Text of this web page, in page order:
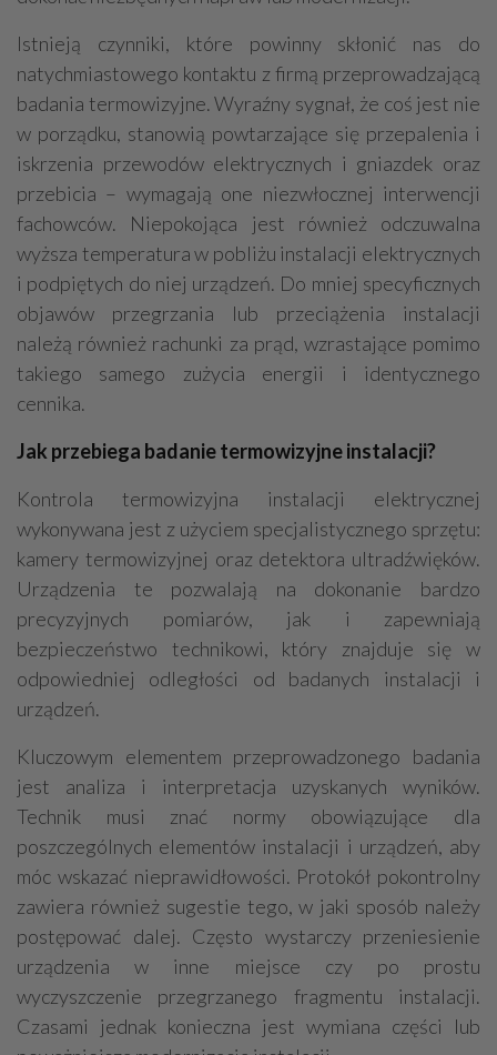
Istnieją czynniki, które powinny skłonić nas do
natychmiastowego kontaktu z firmą przeprowadzającą
badania termowizyjne. Wyraźny sygnał, że coś jest nie
w porządku, stanowią powtarzające się przepalenia i
iskrzenia przewodów elektrycznych i gniazdek oraz
przebicia – wymagają one niezwłocznej interwencji
fachowców. Niepokojąca jest również odczuwalna
wyższa temperatura w pobliżu instalacji elektrycznych
i podpiętych do niej urządzeń. Do mniej specyficznych
objawów przegrzania lub przeciążenia instalacji
należą również rachunki za prąd, wzrastające pomimo
takiego samego zużycia energii i identycznego
cennika.
Jak przebiega badanie termowizyjne instalacji?
Kontrola termowizyjna instalacji elektrycznej
wykonywana jest z użyciem specjalistycznego sprzętu:
kamery termowizyjnej oraz detektora ultradźwięków.
Urządzenia te pozwalają na dokonanie bardzo
precyzyjnych pomiarów, jak i zapewniają
bezpieczeństwo technikowi, który znajduje się w
odpowiedniej odległości od badanych instalacji i
urządzeń.
Kluczowym elementem przeprowadzonego badania
jest analiza i interpretacja uzyskanych wyników.
Technik musi znać normy obowiązujące dla
poszczególnych elementów instalacji i urządzeń, aby
móc wskazać nieprawidłowości. Protokół pokontrolny
zawiera również sugestie tego, w jaki sposób należy
postępować dalej. Często wystarczy przeniesienie
urządzenia w inne miejsce czy po prostu
wyczyszczenie przegrzanego fragmentu instalacji.
Czasami jednak konieczna jest wymiana części lub